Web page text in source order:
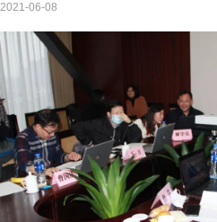
2021-06-08